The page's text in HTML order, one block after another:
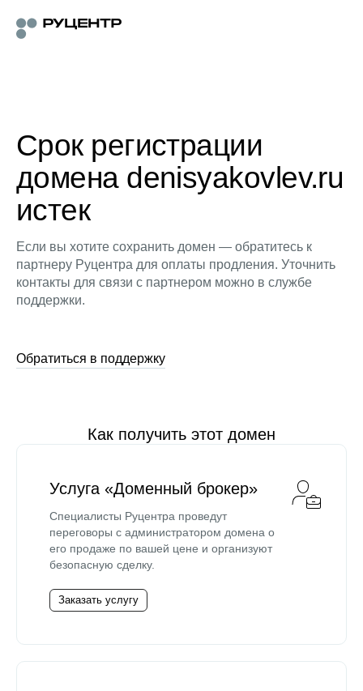
Срок регистрации
домена denisyakovlev.ru
истек
Если вы хотите сохранить домен — обратитесь к
партнеру Руцентра для оплаты продления. Уточнить
контакты для связи с партнером можно в службе
поддержки.
Обратиться в поддержку
Как получить этот домен
Услуга «Доменный брокер»
Специалисты Руцентра проведут
переговоры с администратором домена о
его продаже по вашей цене и организуют
безопасную сделку.
Заказать услугу